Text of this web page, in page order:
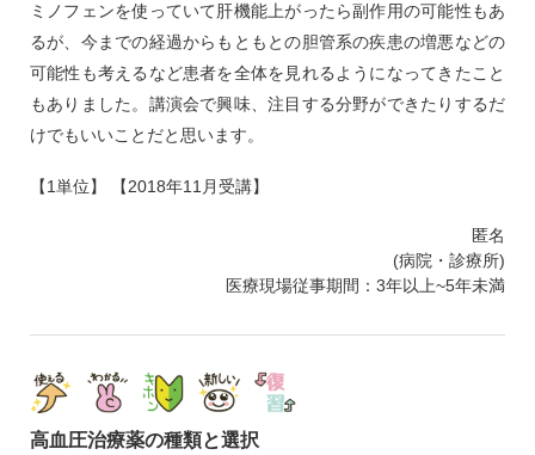
ミノフェンを使っていて肝機能上がったら副作用の可能性もあ
るが、今までの経過からもともとの胆管系の疾患の増悪などの
可能性も考えるなど患者を全体を見れるようになってきたこと
もありました。講演会で興味、注目する分野ができたりするだ
けでもいいことだと思います。
【1単位】 【2018年11月受講】
匿名
(病院・診療所)
医療現場従事期間：3年以上~5年未満
高血圧治療薬の種類と選択